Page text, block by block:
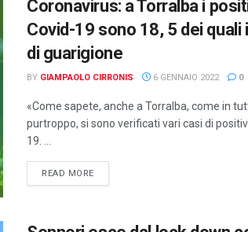
Coronavirus: a Torralba i
Covid-19 sono 18, 5 dei quali
di guarigione
BY GIAMPAOLO CIRRONIS 6 GENNAIO 2022 0
«Come sapete, anche a Torralba, come in
purtroppo, si sono verificati vari casi di
19. ...
READ MOREDETAILS